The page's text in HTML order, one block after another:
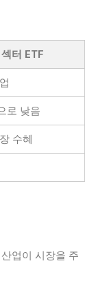
섹터 ETF
로 낮음
수혜
업이 시장을 주